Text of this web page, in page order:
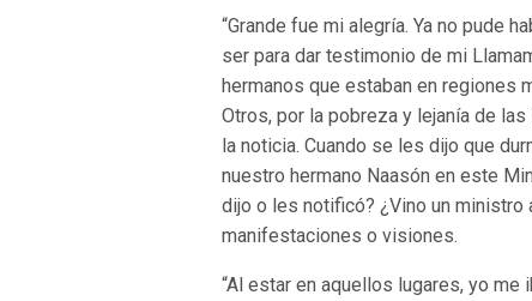
“Grande fue mi alegría. Ya no pude
ser para dar testimonio de mi
hermanos que estaban en regiones
Otros, por la pobreza y lejanía de
la noticia. Cuando se les dijo que
nuestro hermano Naasón en este
dijo o les notificó? ¿Vino un
manifestaciones o visiones.
“Al estar en aquellos lugares, yo